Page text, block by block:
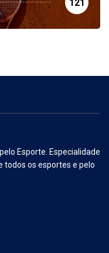
121
Esporte. Especialidade
todos os esportes e pelo